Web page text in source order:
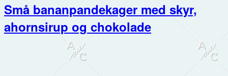
Små bananpandekager med skyr,
ahornsirup og chokolade